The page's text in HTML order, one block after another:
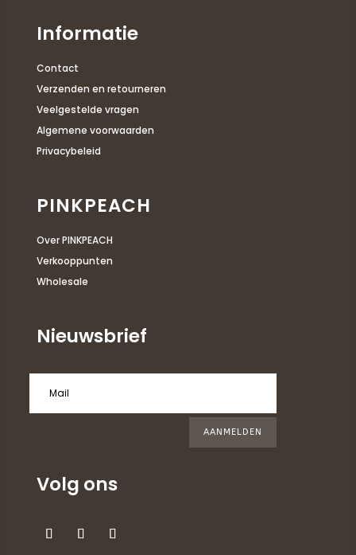
Informatie
Contact
Verzenden en retourneren
Veelgestelde vragen
Algemene voorwaarden
Privacybeleid
PINKPEACH
Over PINKPEACH
Verkooppunten
Wholesale
Nieuwsbrief
AANMELDEN
Volg ons